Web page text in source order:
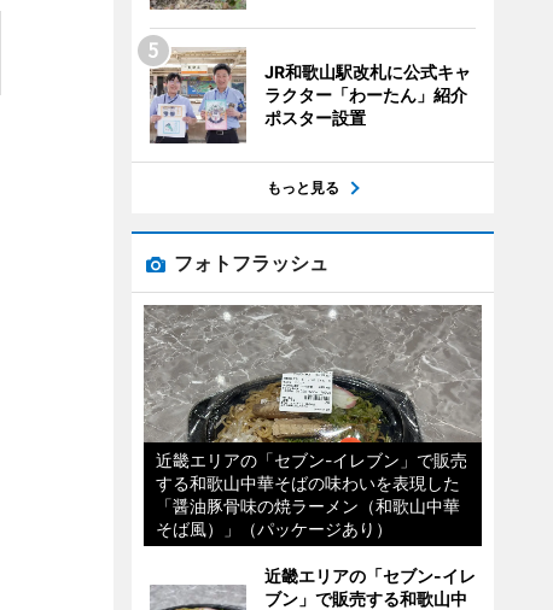
JR和歌山駅改札に公式キャ
ラクター「わーたん」紹介
ポスター設置
もっと見る
フォトフラッシュ
近畿エリアの「セブン-イレブン」で販売
する和歌山中華そばの味わいを表現した
「醤油豚骨味の焼ラーメン（和歌山中華
そば風）」（パッケージあり）
近畿エリアの「セブン-イレ
ブン」で販売する和歌山中